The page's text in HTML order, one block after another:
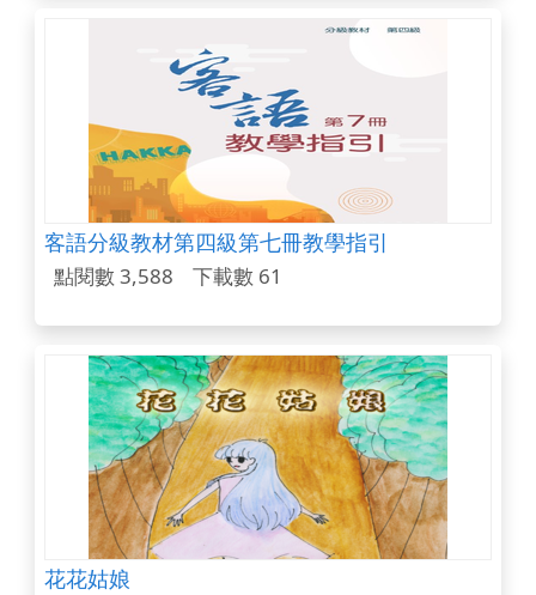
客語分級教材第四級第七冊教學指引
點閱數 3,588 下載數 61
花花姑娘